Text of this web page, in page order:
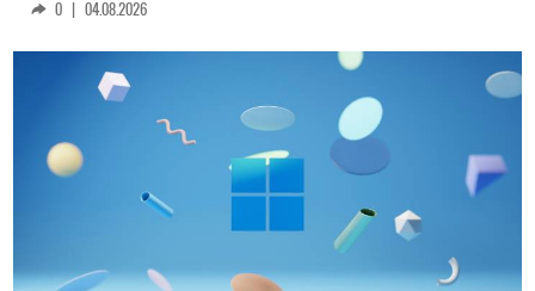
0 | 04.08.2026